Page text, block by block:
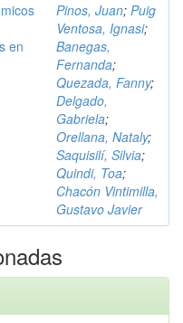
en
Pinos, Juan; Puig
Ventosa, Ignasi;
Banegas,
Fernanda;
Quezada, Fanny;
Delgado,
Gabriela;
Orellana, Nataly;
Saquisilí, Silvia;
Quindi, Toa;
Chacón Vintimilla,
Gustavo Javier